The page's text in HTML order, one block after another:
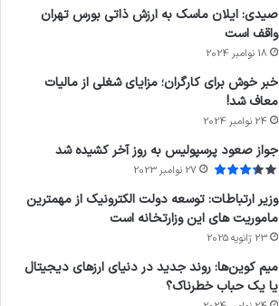
صیدی: ایلان ماسک به ارزش ذاتی بورس تهران
واقف است
18 نوامبر 2024
خبر خوش برای کارگران؛ مزایای شغلی از مالیات
معاف شد!
24 نوامبر 2024
جواز صعود پرسپولیس به روز آخر کشیده شد
27 نوامبر 2023
وزیر ارتباطات: توسعه دولت الکترونیک از مهمترین
ماموریت های این وزارتخانه است
23 ژانویه 2025
میم کوین‌ها: روند جدید در دنیای ارزهای دیجیتال
یا یک حباب خطرناک؟